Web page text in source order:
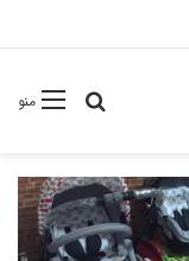
منوجستجو